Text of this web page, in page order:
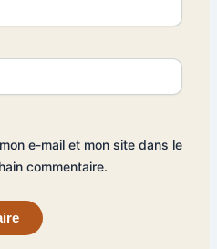
e-mail et mon site dans le
commentaire.